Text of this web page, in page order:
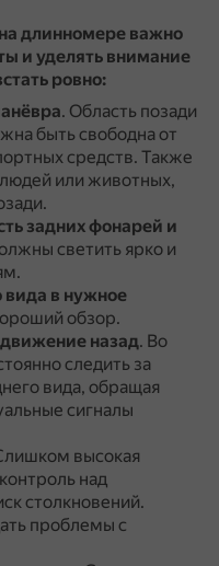
длинномере важно
и уделять внимание
ровно:
. Область позади
быть свободна от
средств. Также
или животных,
задних фонарей и
светить ярко и
вида в нужное
обзор.
назад. Во
следить за
вида, обращая
сигналы
высокая
над
столкновений.
проблемы с